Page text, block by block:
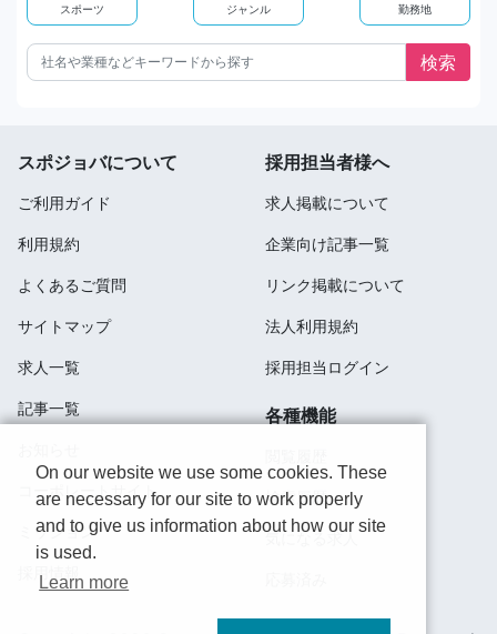
スポーツ ジャンル 勤務地
スポジョバについて
ご利用ガイド
利用規約
よくあるご質問
サイトマップ
求人一覧
記事一覧
コーポレートサイト
ミッション
採用情報
採用担当者様へ
求人掲載について
企業向け記事一覧
リンク掲載について
法人利用規約
採用担当ログイン
各種機能
検索履歴
気になる求人
On our website we use some cookies. These
are necessary for our site to work properly
and to give us information about how our site
is used.
Learn more